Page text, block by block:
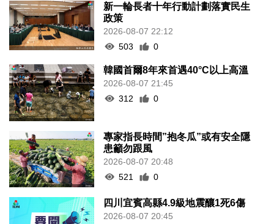
新一輪長者十年行動計劃落實民生
政策
2026-08-07 22:12
503
0
韓國首爾8年來首遇40°C以上高溫
2026-08-07 21:45
312
0
專家指長時間”抱冬瓜”或有安全隱
患籲勿跟風
2026-08-07 20:48
521
0
四川宜賓高縣4.9級地震釀1死6傷
2026-08-07 20:45